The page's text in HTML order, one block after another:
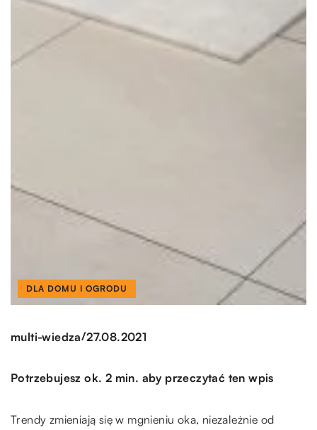
DLA DOMU I OGRODU
multi-wiedza/27.08.2021
Potrzebujesz ok. 2 min. aby przeczytać ten wpis
Trendy zmieniają się w mgnieniu oka, niezależnie od